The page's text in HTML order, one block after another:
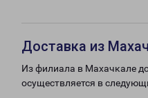
Доставка из
Из филиала в Махачкале
осуществляется в